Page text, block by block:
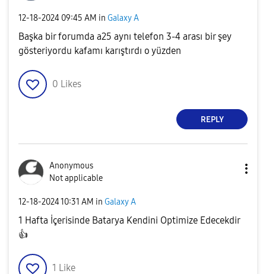
‎12-18-2024 09:45 AM in Galaxy A
Başka bir forumda a25 aynı telefon 3-4 arası bir şey
gösteriyordu kafamı karıştırdı o yüzden
0 Likes
REPLY
Anonymous
Not applicable
‎12-18-202410:31 AM in Galaxy A
1 Hafta İçerisinde Batarya Kendini Optimize Edecekdir
👍
1 Like